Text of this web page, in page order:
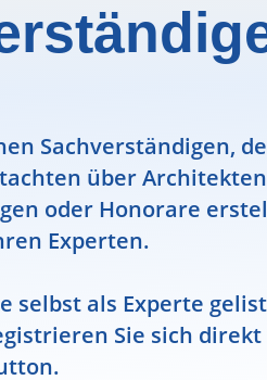
Sachverständigen,
über
oder Honorare
Experten.
selbst als Experte
Sie sich